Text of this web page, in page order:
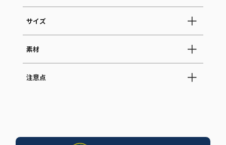
サイズ
素材
注意点